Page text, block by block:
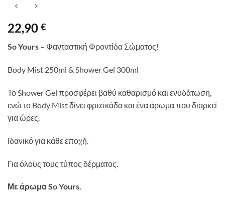
22,90 €
So Yours – Φανταστική Φροντίδα Σώματος!
Body Mist 250ml & Shower Gel 300ml
Το Shower Gel προσφέρει βαθύ καθαρισμό και ενυδάτωση,
ενώ το Body Mist δίνει φρεσκάδα και ένα άρωμα που διαρκεί
για ώρες.
Ιδανικό για κάθε εποχή.
Για όλους τους τύπος δέρματος.
Με άρωμα So Yours.